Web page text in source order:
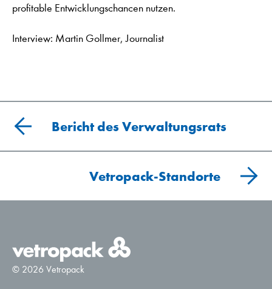
profitable Entwicklungschancen nutzen.
Interview: Martin Gollmer, Journalist
Bericht des Verwaltungsrats
Vetropack-Standorte
© 2026 Vetropack